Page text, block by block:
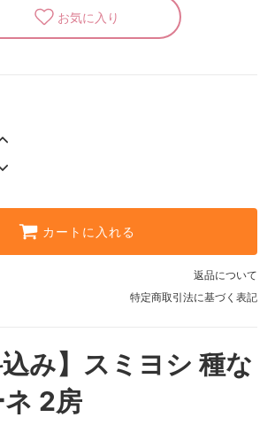
カートに入れる
返品について
特定商取引法に基づく表記
込み】スミヨシ 種な
ネ 2房